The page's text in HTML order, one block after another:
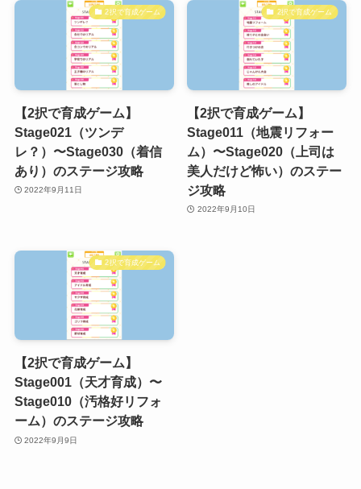
2択で育成ゲーム
【2択で育成ゲーム】
Stage021（ツンデ
レ？）〜Stage030（着信
あり）のステージ攻略
2022年9月11日
2択で育成ゲーム
【2択で育成ゲーム】
Stage011（地震リフォー
ム）〜Stage020（上司は
美人だけど怖い）のステー
ジ攻略
2022年9月10日
2択で育成ゲーム
【2択で育成ゲーム】
Stage001（天才育成）〜
Stage010（汚格好リフォ
ーム）のステージ攻略
2022年9月9日